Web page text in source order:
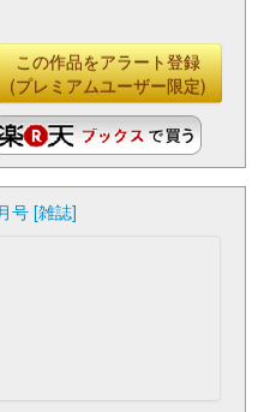
この作品をアラート登録
(プレミアムユーザー限定)
号 [雑誌]